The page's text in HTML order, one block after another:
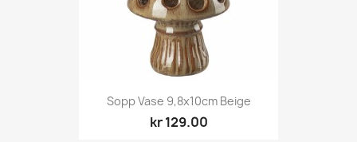
Sopp Vase 9,8x10cm Beige
kr 129.00